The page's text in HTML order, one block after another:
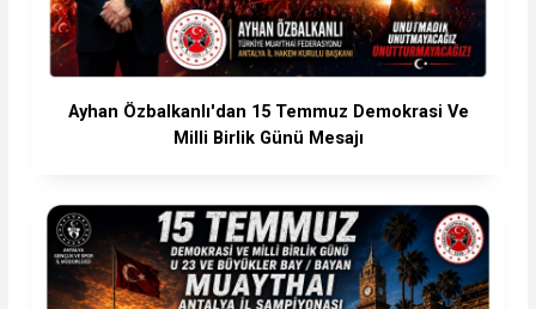
Ayhan Özbalkanlı'dan 15 Temmuz Demokrasi Ve
Milli Birlik Günü Mesajı